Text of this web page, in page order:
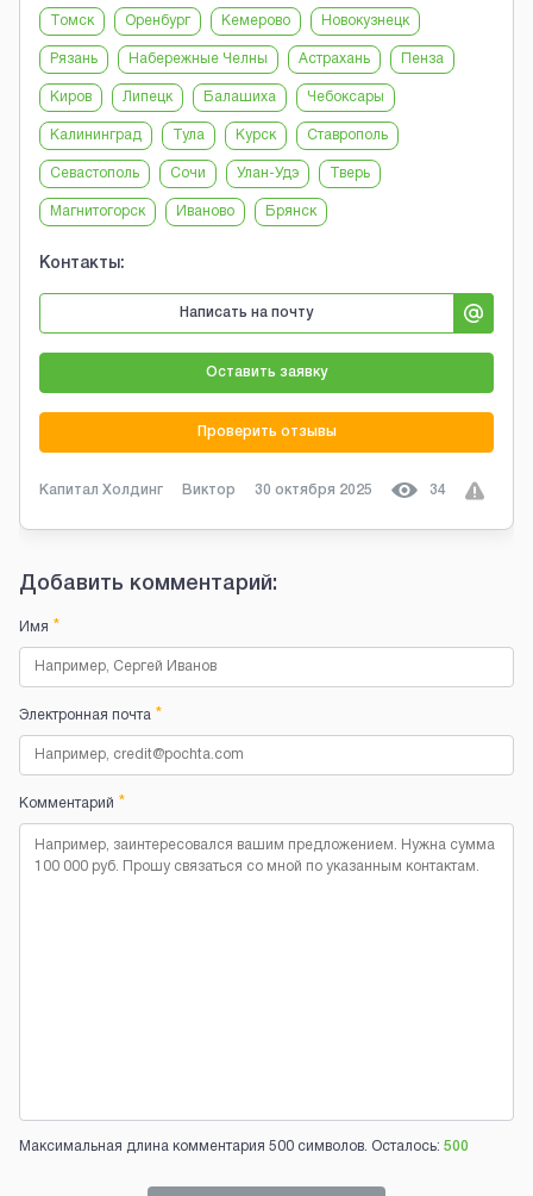
Томск Оренбург Кемерово Новокузнецк
Рязань Набережные Челны Астрахань Пенза
Киров Липецк Балашиха Чебоксары
Калининград Тула Курск Ставрополь
Севастополь Сочи Улан-Удэ Тверь
Магнитогорск Иваново Брянск
Контакты:
Написать на почту
Оставить заявку
Проверить отзывы
Капитал Холдинг Виктор 30 октября 2025 34
Добавить комментарий:
Имя *
Электронная почта *
Комментарий *
Максимальная длина комментария 500 символов. Осталось: 500